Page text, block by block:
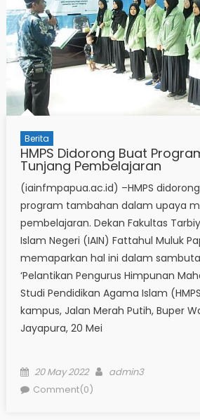
Berita
HMPS Didorong Buat
Tunjang Pembelajaran
(iainfmpapua.ac.id) –HMPS
program tambahan dalam upaya
pembelajaran. Dekan Fakultas
Islam Negeri (IAIN) Fattahul Muluk
memaparkan hal ini dalam
‘Pelantikan Pengurus Himpunan
Studi Pendidikan Agama Islam
kampus, Jalan Merah Putih, Buper
Jayapura, 20 Mei
Posted
on
20 May 2022 Author
admin3
Comment(0)